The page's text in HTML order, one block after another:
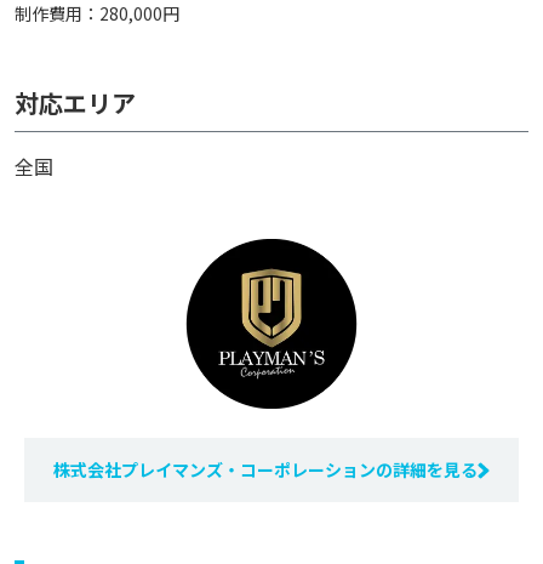
制作費用：280,000円
対応エリア
全国
株式会社プレイマンズ・コーポレーションの詳細を見る